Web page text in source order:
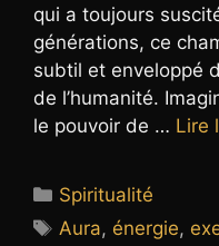
qui a toujours
générations, ce
subtil et enveloppé
de l’humanité.
le pouvoir de … Lire
Catégories
Spiritualité
Étiquettes
Aura, énergie,